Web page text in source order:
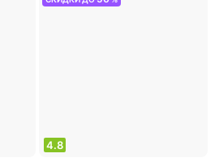
4.8